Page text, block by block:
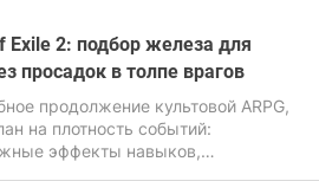
Exile 2: подбор железа для
просадок в толпе врагов
продолжение культовой ARPG,
на плотность событий:
эффекты навыков,